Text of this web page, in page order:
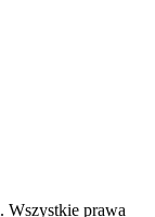
. Wszystkie prawa